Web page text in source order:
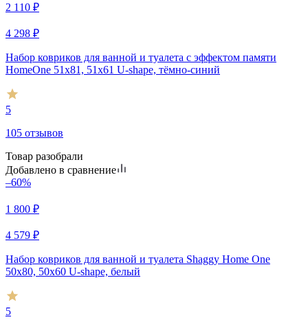
2 110 ₽
4 298 ₽
Набор ковриков для ванной и туалета с эффектом памяти
HomeOne 51х81, 51х61 U-shape, тёмно-синий
5
105 отзывов
Товар разобрали
Добавлено в сравнение
–60%
1 800 ₽
4 579 ₽
Набор ковриков для ванной и туалета Shaggy Home One
50х80, 50х60 U-shape, белый
5